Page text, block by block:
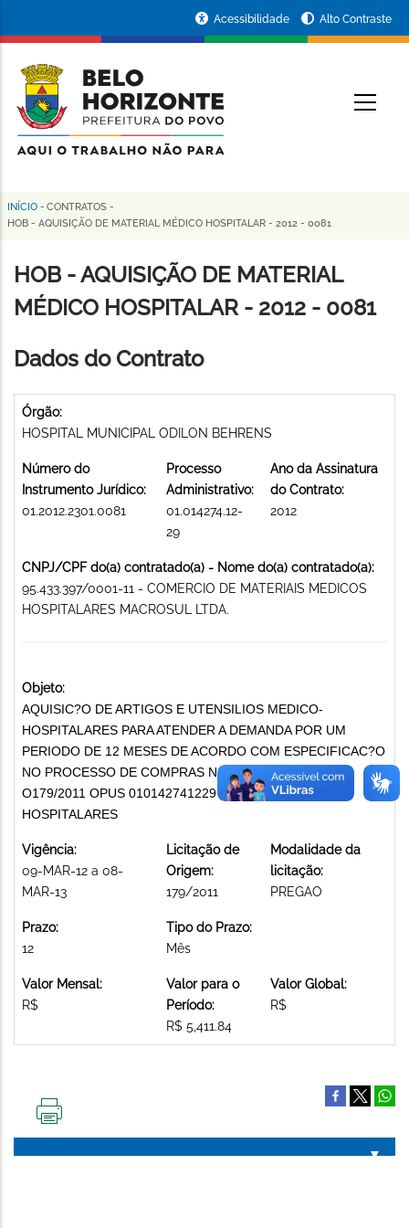
conteúdo
principal
da
Prefeitura
de
Horizonte
Acessibilidade Alto Contraste
Trilha
navegação
INÍCIO - CONTRATOS -
HOB - AQUISIÇÃO DE MATERIAL MÉDICO HOSPITALAR - 2012 - 0081
HOB - AQUISIÇÃO DE MATERIAL
MÉDICO HOSPITALAR - 2012 - 0081
Dados do Contrato
Órgão:
HOSPITAL MUNICIPAL ODILON BEHRENS
Número do
Instrumento Jurídico:
01.2012.2301.0081
Processo
Administrativo:
01.014274.12-
29
Ano da Assinatura
do Contrato:
2012
CNPJ/CPF do(a) contratado(a) - Nome do(a) contratado(a):
95.433.397/0001-11 - COMERCIO DE MATERIAIS MEDICOS
HOSPITALARES MACROSUL LTDA.
Objeto:
AQUISIC?O DE ARTIGOS E UTENSILIOS MEDICO-
HOSPITALARES PARA ATENDER A DEMANDA POR UM
PERIODO DE 12 MESES DE ACORDO COM ESPECIFICAC?O
NO PROCESSO DE COMPRAS N 03-163/2011 PREG?
O179/2011 OPUS 010142741229 MATERIAIS MÉDICO-
HOSPITALARES
Vigência:
09-MAR-12 a 08-
MAR-13
Licitação de
Origem:
179/2011
Modalidade da
licitação:
PREGAO
Prazo:
12
Tipo do Prazo:
Mês
Valor Mensal:
R$
Valor para o
Período:
R$ 5,411.84
Valor Global:
R$
PÁGINA